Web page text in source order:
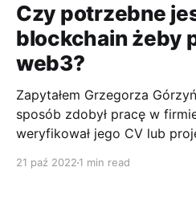
Czy potrzebne
blockchain żeby
web3?
Zapytałem Grzegorza
sposób zdobył pracę w
weryfikował jego CV lub
daje nam web3. 1. Czy w web3 znalazłeś się
21 paź 2022 1 min read